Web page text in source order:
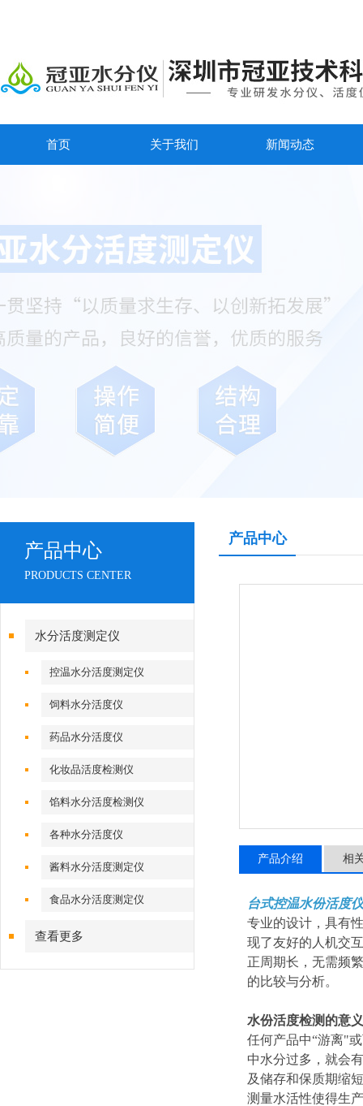
首页 关于我们 新闻动态
产品中心
PRODUCTS CENTER
水分活度测定仪
控温水分活度测定仪
饲料水分活度仪
药品水分活度仪
化妆品活度检测仪
馅料水分活度检测仪
各种水分活度仪
酱料水分活度测定仪
食品水分活度测定仪
查看更多
产品中心
产品介绍 相
台式控温水份活度
专业的设计，具有
现了友好的人机交
正周期长，无需频
的比较与分析。
水份活度检测的意义
任何产品中“游离"
中水分过多，就会
及储存和保质期缩
测量水活性使得生